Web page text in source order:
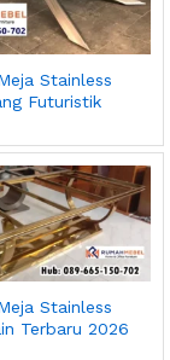
Stainless
Futuristik
Stainless
Terbaru 2026